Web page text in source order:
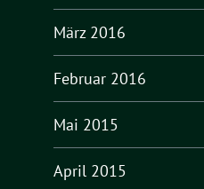
März 2016
Februar 2016
Mai 2015
April 2015